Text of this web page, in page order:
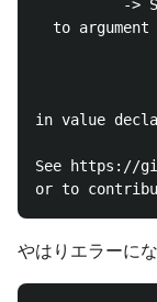
->
to argument
in value
See https://
やはりエラーにな